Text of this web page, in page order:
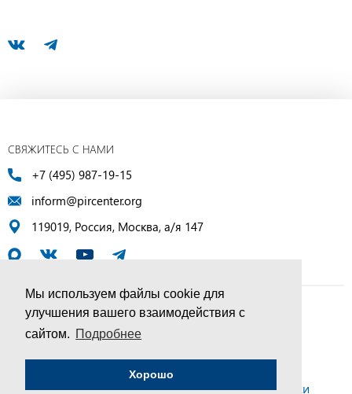
Мы используем файлы cookie для
улучшения вашего взаимодействия с
сайтом. Подробнее
Хорошо
СВЯЖИТЕСЬ С НАМИ
+7 (495) 987-19-15
inform@pircenter.org
119019, Россия, Москва, а/я 147
© ПИР-Центр, 1994–2025 | Все права защищены
Соглашение об обработке персональных данных
Политика конфиденциальности и условия обработки